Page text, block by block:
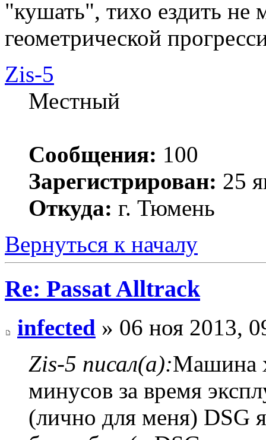
"кушать", тихо ездить не
геометрической
Zis-5
Местный
Сообщения: 100
Зарегистрирован: 25
Откуда: г. Тюмень
Вернуться к началу
Re: Passat Alltrack
infected » 06 ноя 2013,
Zis-5 писал(а):Машина
минусов за время
(лично для меня) DSG